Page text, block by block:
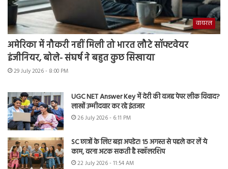
वायरल
अमेरिका में नौकरी नहीं मिली तो भारत लौटे सॉफ्टवेयर
इंजीनियर, बोले- संघर्ष ने बहुत कुछ सिखाया
29 July 2026 - 8:00 PM
UGC NET Answer Key में देरी की वजह पेपर लीक विवाद?
लाखों उम्मीदवार कर रहे इंतजार
26 July 2026 - 6:11 PM
SC छात्रों के लिए बड़ा अपडेट! 15 अगस्त से पहले कर लें ये
काम, वरना अटक सकती है स्कॉलरशिप
22 July 2026 - 11:54 AM